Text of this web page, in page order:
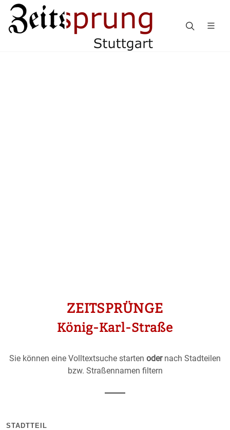
ZEITSPRÜNGE
König-Karl-Straße
Sie können eine Volltextsuche starten odernach Stadteilen
bzw. Straßennamen filtern
STADTTEIL